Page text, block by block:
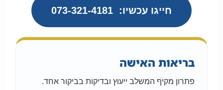
חייגו עכשיו: 073-321-4181
בריאות האישה
פתרון מקיף המשלב ייעוץ ובדיקות בביקור אחד.